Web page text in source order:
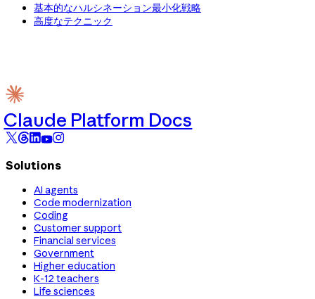
基本的なハルシネーション最小化戦略
高度なテクニック
Claude Platform Docs
Solutions
AI agents
Code modernization
Coding
Customer support
Financial services
Government
Higher education
K-12 teachers
Life sciences